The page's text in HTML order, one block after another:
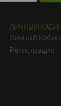
ЛИЧНЫЙ
Личный
Регистрация